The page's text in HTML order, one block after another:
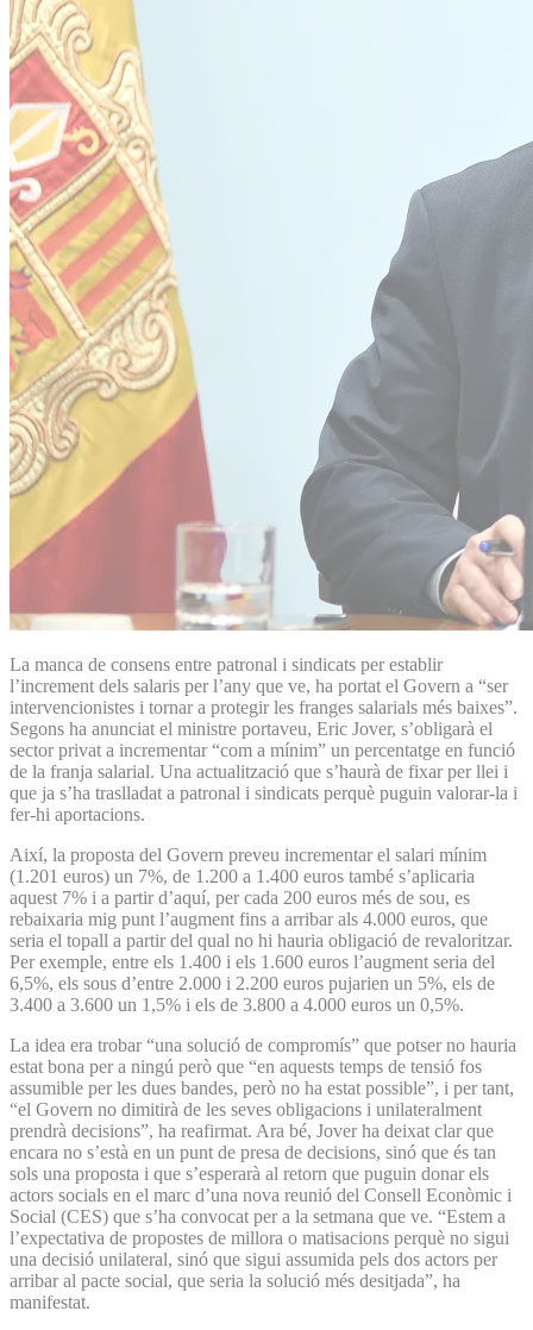
La manca de consens entre patronal i sindicats per establir
l’increment dels salaris per l’any que ve, ha portat el Govern a “ser
intervencionistes i tornar a protegir les franges salarials més baixes”.
Segons ha anunciat el ministre portaveu, Eric Jover, s’obligarà el
sector privat a incrementar “com a mínim” un percentatge en funció
de la franja salarial. Una actualització que s’haurà de fixar per llei i
que ja s’ha traslladat a patronal i sindicats perquè puguin valorar-la i
fer-hi aportacions.
Així, la proposta del Govern preveu incrementar el salari mínim
(1.201 euros) un 7%, de 1.200 a 1.400 euros també s’aplicaria
aquest 7% i a partir d’aquí, per cada 200 euros més de sou, es
rebaixaria mig punt l’augment fins a arribar als 4.000 euros, que
seria el topall a partir del qual no hi hauria obligació de revaloritzar.
Per exemple, entre els 1.400 i els 1.600 euros l’augment seria del
6,5%, els sous d’entre 2.000 i 2.200 euros pujarien un 5%, els de
3.400 a 3.600 un 1,5% i els de 3.800 a 4.000 euros un 0,5%.
La idea era trobar “una solució de compromís” que potser no hauria
estat bona per a ningú però que “en aquests temps de tensió fos
assumible per les dues bandes, però no ha estat possible”, i per tant,
“el Govern no dimitirà de les seves obligacions i unilateralment
prendrà decisions”, ha reafirmat. Ara bé, Jover ha deixat clar que
encara no s’està en un punt de presa de decisions, sinó que és tan
sols una proposta i que s’esperarà al retorn que puguin donar els
actors socials en el marc d’una nova reunió del Consell Econòmic i
Social (CES) que s’ha convocat per a la setmana que ve. “Estem a
l’expectativa de propostes de millora o matisacions perquè no sigui
una decisió unilateral, sinó que sigui assumida pels dos actors per
arribar al pacte social, que seria la solució més desitjada”, ha
manifestat.